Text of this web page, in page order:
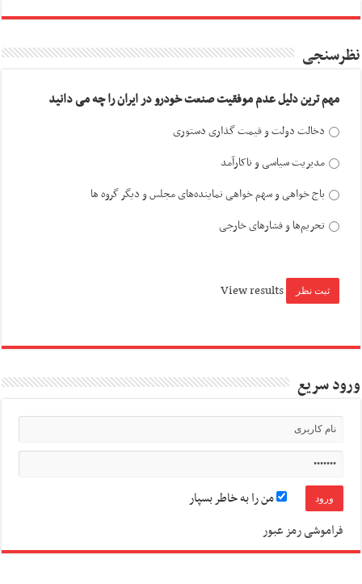
نظرسنجی
مهم ترین دلیل عدم موفقیت صنعت خودرو در ایران را چه می دانید
دخالت دولت و قیمت گذاری دستوری
مدیریت سیاسی و ناکارآمد
باج خواهی و سهم خواهی نماینده‌های مجلس و دیگر گروه ها
تحریم‌ها و فشارهای خارجی
View results
ورود سریع
من را به خاطر بسپار
فراموشی رمز عبور